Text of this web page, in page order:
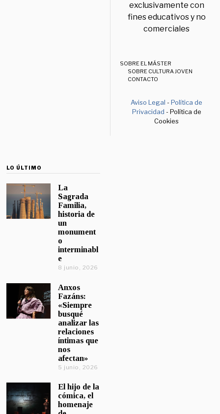
exclusivamente con
fines educativos y no
comerciales
SOBRE EL MÁSTER
SOBRE CULTURA JOVEN
CONTACTO
Aviso Legal -Política de
Privacidad - Política de
Cookies
LO ÚLTIMO
La
Sagrada
Familia,
historia de
un
monument
o
interminabl
e
8 junio, 2026
Anxos
Fazáns:
«Siempre
busqué
analizar las
relaciones
íntimas que
nos
afectan»
5 junio, 2026
El hijo de la
cómica, el
homenaje